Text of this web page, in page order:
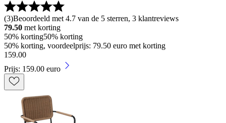
(3)Beoordeeld met 4.7 van de 5 sterren, 3 klantreviews
79.50 met korting
50% korting50% korting
50% korting, voordeelprijs: 79.50 euro met korting
159.00
Prijs: 159.00 euro